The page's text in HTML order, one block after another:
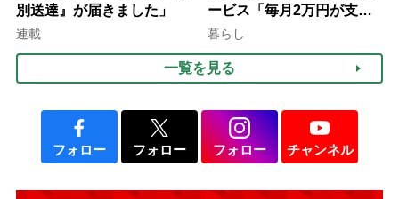
別送達』が届きました」
連載
ービス「毎月2万円が支給
される」ケースも【FP解
暮らし
一覧を見る
フォロー フォロー フォロー チャンネル